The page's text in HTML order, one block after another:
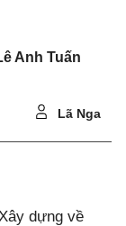
Anh Tuấn
Lã Nga
dựng về